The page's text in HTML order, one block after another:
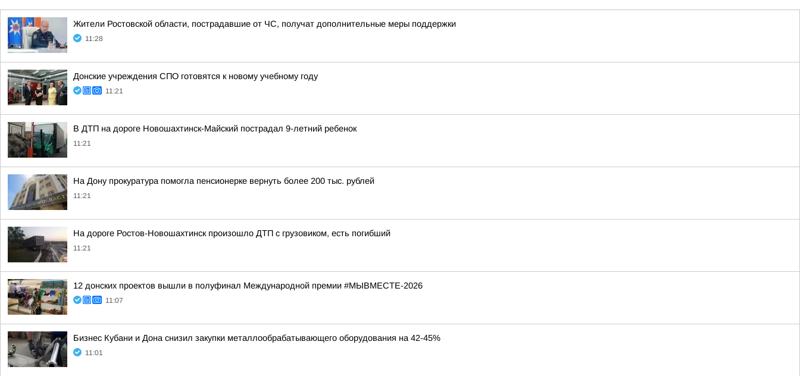
Жители Ростовской области, пострадавшие от ЧС, получат дополнительные меры поддержки
11:28
Донские учреждения СПО готовятся к новому учебному году
11:21
В ДТП на дороге Новошахтинск-Майский пострадал 9-летний ребенок
11:21
На Дону прокуратура помогла пенсионерке вернуть более 200 тыс. рублей
11:21
На дороге Ростов-Новошахтинск произошло ДТП с грузовиком, есть погибший
11:21
12 донских проектов вышли в полуфинал Международной премии #МЫВМЕСТЕ-2026
11:07
Бизнес Кубани и Дона снизил закупки металлообрабатывающего оборудования на 42-45%
11:01